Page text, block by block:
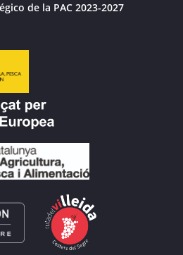
de la PAC 2023-2027